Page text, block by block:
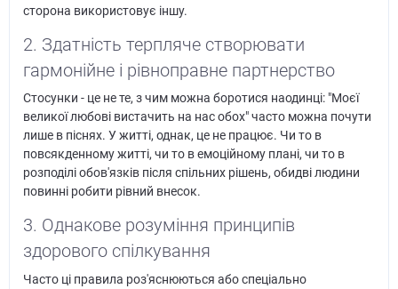
сторона використовує іншу.
2. Здатність терпляче створювати
гармонійне і рівноправне партнерство
Стосунки - це не те, з чим можна боротися наодинці: "Моєї
великої любові вистачить на нас обох" часто можна почути
лише в піснях. У житті, однак, це не працює. Чи то в
повсякденному житті, чи то в емоційному плані, чи то в
розподілі обов'язків після спільних рішень, обидві людини
повинні робити рівний внесок.
3. Однакове розуміння принципів
здорового спілкування
Часто ці правила роз'яснюються або спеціально